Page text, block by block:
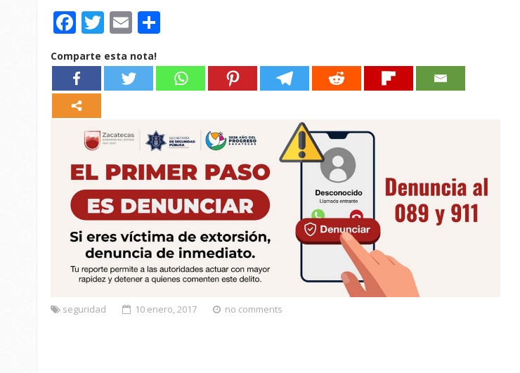
Facebook
Twitter
Email
Comparte esta nota!
seguridad 10 enero, 2017 no comments